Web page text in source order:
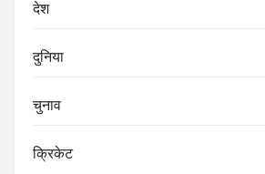
देश
दुनिया
चुनाव
क्रिकेट